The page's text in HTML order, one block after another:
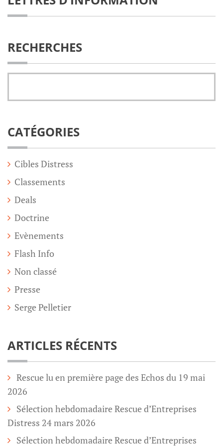
RECHERCHES
CATÉGORIES
Cibles Distress
Classements
Deals
Doctrine
Evènements
Flash Info
Non classé
Presse
Serge Pelletier
ARTICLES RÉCENTS
Rescue lu en première page des Echos du 19 mai
2026
Sélection hebdomadaire Rescue d’Entreprises
Distress 24 mars 2026
Sélection hebdomadaire Rescue d’Entreprises